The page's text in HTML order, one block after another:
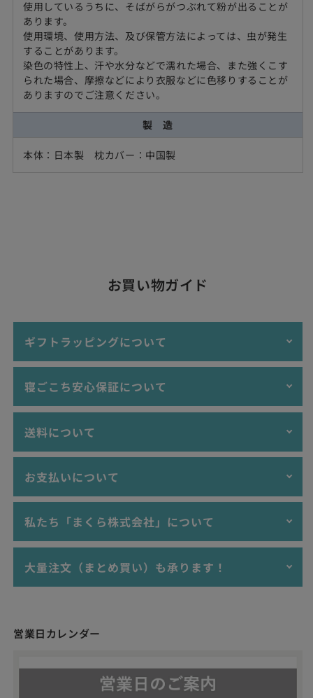
使用しているうちに、そばがらがつぶれて粉が出ることが
あります。
使用環境、使用方法、及び保管方法によっては、虫が発生
することがあります。
染色の特性上、汗や水分などで濡れた場合、また強くこす
られた場合、摩擦などにより衣服などに色移りすることが
ありますのでご注意ください。
製 造
本体：日本製 枕カバー：中国製
お買い物ガイド
ギフトラッピングについて
けしております。大切な記念日の贈答品、誕生日プレゼント、
お祝い品など、ぜひぜひご活用ください。
グ
寝ごこち安心保証について
寝ごこち安心保証とは？
ご購入いただいた枕を「20日間」お試しいただいて、万が一合
わなかった場合に返品・交換をお受けする制度です。
実際にお使いいただいてご自身に合わない場合、開封・使用済
を問わず20日間以内であれば、返品もしくは別の枕に交換いた
します。
今まで使っていた枕から新しい枕に変えると、初めは誰しも違
和感を感じます。1日でぴったり合う人もいれば、1日では判断
最初の1回で「合わなかった！」と思わないでほしい。新しい
そのような想いから、当店では「寝ごこち安心保証」という制
送料について
3,980円以上ご購入で"送料無料"！（沖縄・離島を除
く）
となります。
沖縄・離島へお届けについては、ご購入金額が9,800円
沖縄・離島へお届けで、ご購入金額が9,800円未満の場
合、送料は3,300円（税込）となります。
お支払いについて
クレジットカード（VISA,MASTER,AMEX,JCB）
Apple Pay、Google Pay
PayPay、楽天ペイ
適格請求書（インボイス）に対応した領収書および請求書の発
私たち「まくら株式会社」について
「枕難民をゼロにする！」
幸せあふれる世界をつくることを目指しています。
指導士」がお応えしますので、ぜひお気軽にご相談ください。
あなたにぴったりの枕がみつかるお手伝いをさせていただきま
大量注文（まとめ買い）も承ります！
お見積書・納品書・領収書・請求書など、BtoB取引に必要な各
これまでの活用事例
営業日カレンダー